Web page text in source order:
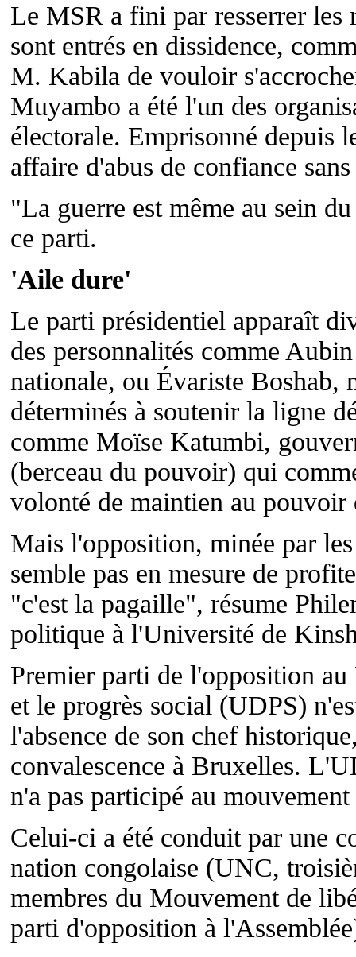
Le MSR a fini par resserrer les
sont entrés en dissidence,
M. Kabila de vouloir
Muyambo a été l'un des
électorale. Emprisonné depuis
affaire d'abus de confiance
"La guerre est même au sein
ce parti.
'Aile dure'
Le parti présidentiel apparaît
des personnalités comme
nationale, ou Évariste
déterminés à soutenir la ligne
comme Moïse Katumbi,
(berceau du pouvoir) qui
volonté de maintien au
Mais l'opposition, minée par
semble pas en mesure de
"c'est la pagaille", résume
politique à l'Université de
Premier parti de l'opposition
et le progrès social (UDPS)
l'absence de son chef
convalescence à Bruxelles.
n'a pas participé au
Celui-ci a été conduit par une
nation congolaise (UNC,
membres du Mouvement de
parti d'opposition à